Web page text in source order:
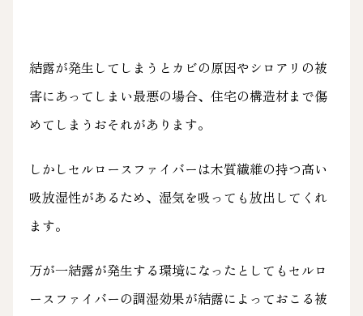
結露が発生してしまうとカビの原因やシロアリの被
害にあってしまい最悪の場合、住宅の構造材まで傷
めてしまうおそれがあります。
しかしセルロースファイバーは木質繊維の持つ高い
吸放湿性があるため、湿気を吸っても放出してくれ
ます。
万が一結露が発生する環境になったとしてもセルロ
ースファイバーの調湿効果が結露によっておこる被